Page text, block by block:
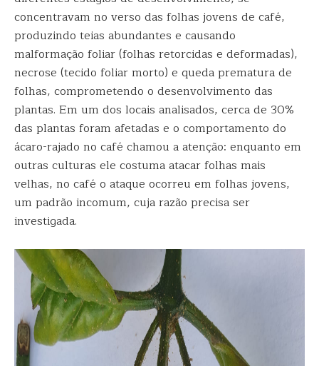
concentravam no verso das folhas jovens de café,
produzindo teias abundantes e causando
malformação foliar (folhas retorcidas e deformadas),
necrose (tecido foliar morto) e queda prematura de
folhas, comprometendo o desenvolvimento das
plantas. Em um dos locais analisados, cerca de 30%
das plantas foram afetadas e o comportamento do
ácaro-rajado no café chamou a atenção: enquanto em
outras culturas ele costuma atacar folhas mais
velhas, no café o ataque ocorreu em folhas jovens,
um padrão incomum, cuja razão precisa ser
investigada.